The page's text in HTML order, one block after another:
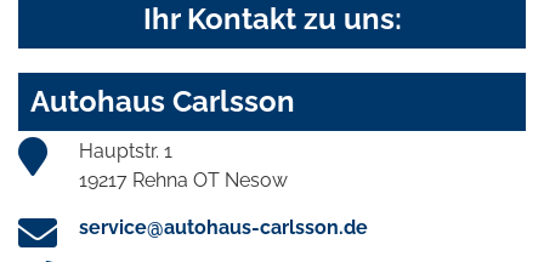
Ihr Kontakt zu uns:
Autohaus Carlsson
Hauptstr. 1
19217 Rehna OT Nesow
service@autohaus-carlsson.de